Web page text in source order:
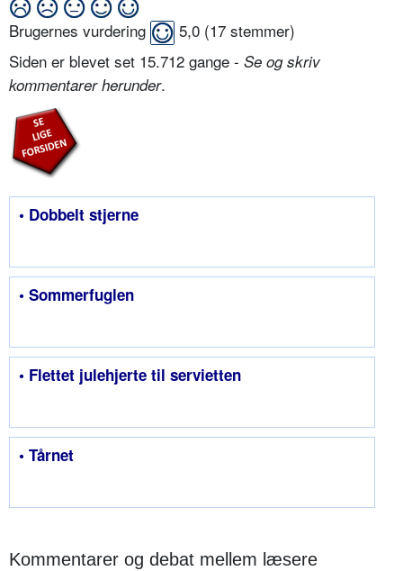
Brugernes vurdering 5,0 (17 stemmer)
Siden er blevet set 15.712 gange - Se og skriv
kommentarer herunder.
• Dobbelt stjerne
• Sommerfuglen
• Flettet julehjerte til servietten
• Tårnet
Kommentarer og debat mellem læsere